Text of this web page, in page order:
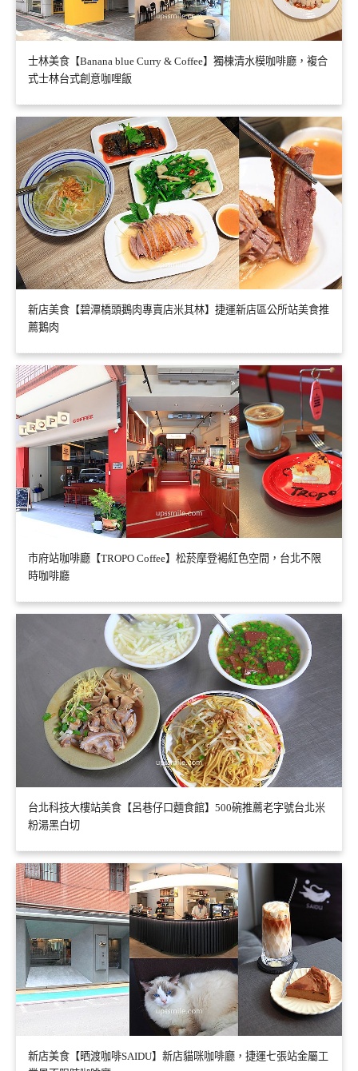
士林美食【Banana blue Curry & Coffee】獨棟清水模咖啡廳，複合
式士林台式創意咖哩飯
新店美食【碧潭橋頭鵝肉專賣店米其林】捷運新店區公所站美食推
薦鵝肉
市府站咖啡廳【TROPO Coffee】松菸摩登褐紅色空間，台北不限
時咖啡廳
台北科技大樓站美食【呂巷仔口麵食館】500碗推薦老字號台北米
粉湯黑白切
新店美食【晒渡咖啡SAIDU】新店貓咪咖啡廳，捷運七張站金屬工